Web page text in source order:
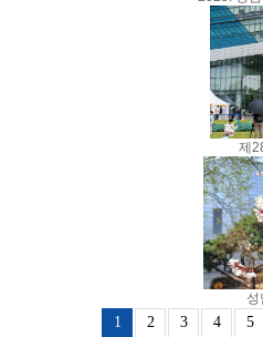
제
성
1 2 3 4 5